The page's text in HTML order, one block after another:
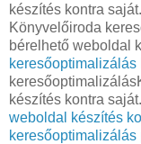
készítés kontra
Könyvelőiroda
bérelhető weboldal
keresőoptimalizálás
készítés kontra
weboldal készítés